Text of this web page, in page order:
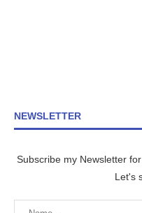
NEWSLETTER
Subscribe my Newsletter
Let's